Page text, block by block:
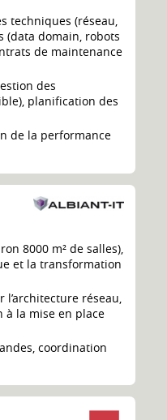
techniques (réseau,
(data domain, robots
de maintenance
des
planification des
de la performance
8000 m² de salles),
et la transformation
réseau,
à la mise en place
coordination